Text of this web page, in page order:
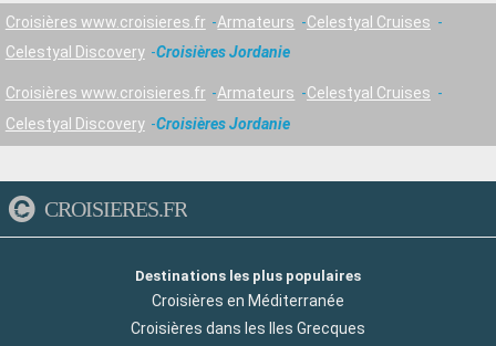
Croisières www.croisieres.fr Armateurs
Celestyal Cruises
Celestyal Discovery
Croisières Jordanie
Croisières www.croisieres.fr Armateurs
Celestyal Cruises
Celestyal Discovery
Croisières Jordanie
CROISIERES.FR
Destinations les plus populaires
Croisières en Méditerranée
Croisières dans les Iles Grecques